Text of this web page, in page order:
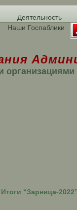
Деятельность
Наши Госпаблики
организациями
Итоги “Зарница-